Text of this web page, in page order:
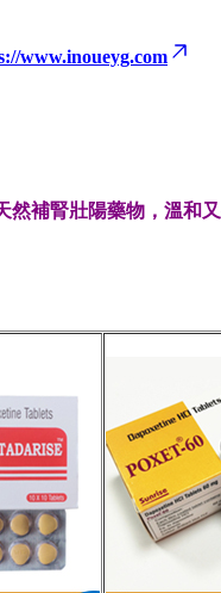
www.inoueyg.com
然補腎壯陽藥物，溫和